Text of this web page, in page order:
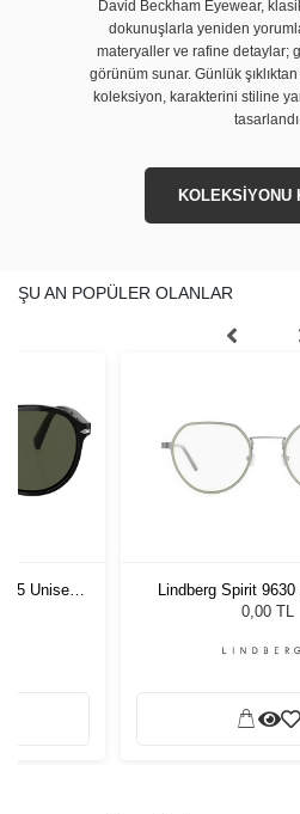
David Beckham Eyewear,
dokunuşlarla yeniden
materyaller ve rafine detaylar;
görünüm sunar. Günlük
koleksiyon, karakterini stiline
tasarlandı.
KOLEKSİYONU
ŞU AN POPÜLER OLANLAR
55 Unisex
Lindberg Spirit
0,00 TL